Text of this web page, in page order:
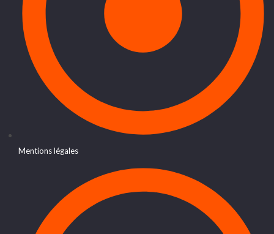
Mentions légales